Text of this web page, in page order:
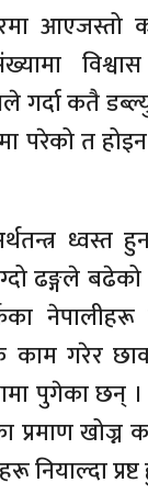
आएजस्तो
गर्दा कतै
परेको त होइन
ध्वस्त
ढङ्गले
गरेर
पुगेका छन्
खोज्न
प्रष्ट